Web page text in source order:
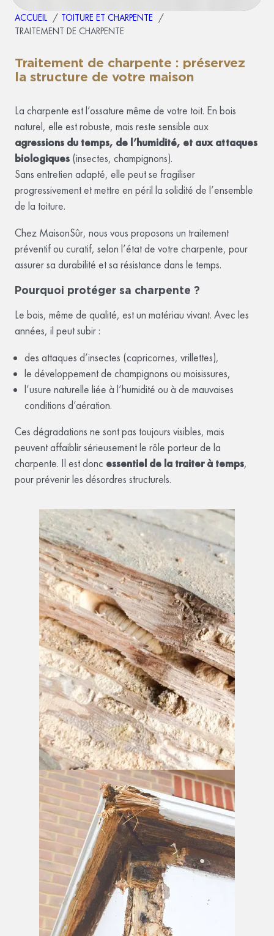
ACCUEIL
TOITURE ET CHARPENTE
TRAITEMENT DE CHARPENTE
Traitement de charpente : préservez
la structure de votre maison
La charpente est l’ossature même de votre toit. En bois
naturel, elle est robuste, mais reste sensible aux
agressions du temps, de l’humidité, et aux attaques
biologiques (insectes, champignons).
Sans entretien adapté, elle peut se fragiliser
progressivement et mettre en péril la solidité de l’ensemble
de la toiture.
Chez MaisonSûr, nous vous proposons un traitement
préventif ou curatif, selon l’état de votre charpente, pour
assurer sa durabilité et sa résistance dans le temps.
Pourquoi protéger sa charpente ?
Le bois, même de qualité, est un matériau vivant. Avec les
années, il peut subir :
des attaques d’insectes (capricornes, vrillettes),
le développement de champignons ou moisissures,
l’usure naturelle liée à l’humidité ou à de mauvaises
conditions d’aération.
Ces dégradations ne sont pas toujours visibles, mais
peuvent affaiblir sérieusement le rôle porteur de la
charpente. Il est donc essentiel de la traiter à temps,
pour prévenir les désordres structurels.